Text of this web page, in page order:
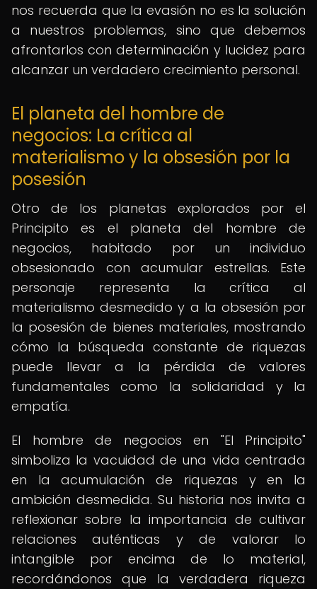
nos recuerda que la evasión no es la solución
a nuestros problemas, sino que debemos
afrontarlos con determinación y lucidez para
alcanzar un verdadero crecimiento personal.
El planeta del hombre de
negocios: La crítica al
materialismo y la obsesión por la
posesión
Otro de los planetas explorados por el
Principito es el planeta del hombre de
negocios, habitado por un individuo
obsesionado con acumular estrellas. Este
personaje representa la crítica al
materialismo desmedido y a la obsesión por
la posesión de bienes materiales, mostrando
cómo la búsqueda constante de riquezas
puede llevar a la pérdida de valores
fundamentales como la solidaridad y la
empatía.
El hombre de negocios en "El Principito"
simboliza la vacuidad de una vida centrada
en la acumulación de riquezas y en la
ambición desmedida. Su historia nos invita a
reflexionar sobre la importancia de cultivar
relaciones auténticas y de valorar lo
intangible por encima de lo material,
recordándonos que la verdadera riqueza